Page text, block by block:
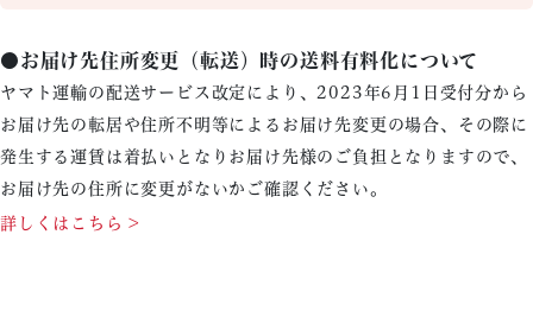
●お届け先住所変更（転送）時の送料有料化について
ヤマト運輸の配送サービス改定により、2023年6月1日受付分から
お届け先の転居や住所不明等によるお届け先変更の場合、その際に
発生する運賃は着払いとなりお届け先様のご負担となりますので、
お届け先の住所に変更がないかご確認ください。
詳しくはこちら >